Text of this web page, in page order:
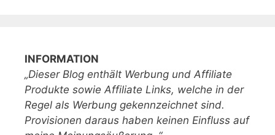
INFORMATION
„Dieser Blog enthält Werbung und Affiliate
Produkte sowie Affiliate Links, welche in der
Regel als Werbung gekennzeichnet sind.
Provisionen daraus haben keinen Einfluss auf